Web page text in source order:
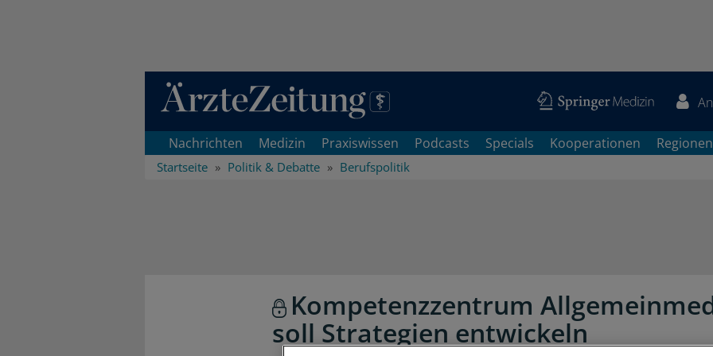
Direkt zum Inhaltsbereich
Nachrichten Medizin Praxiswissen Podcasts Specials Kooperationen Regionen
Startseite Politik & Debatte Berufspolitik
Kompetenzzentrum
soll Strategien entwickeln